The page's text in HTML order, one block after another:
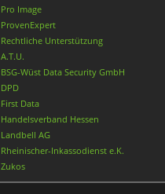
Pro Image
ProvenExpert
Rechtliche Unterstützung
A.T.U.
BSG-Wüst Data Security GmbH
DPD
First Data
Handelsverband Hessen
Landbell AG
Rheinischer-Inkassodienst e.K.
Zukos